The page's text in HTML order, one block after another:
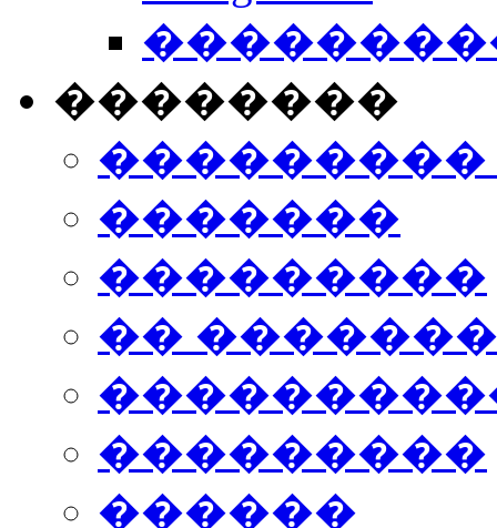
��������
���������
�������
���������
��
���������
������